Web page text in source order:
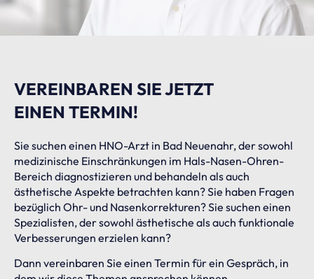
VEREINBAREN SIE JETZT
EINEN TERMIN!
Sie suchen einen HNO-Arzt in Bad Neuenahr, der sowohl
medizinische Einschränkungen im Hals-Nasen-Ohren-
Bereich diagnostizieren und behandeln als auch
ästhetische Aspekte betrachten kann? Sie haben Fragen
bezüglich Ohr- und Nasenkorrekturen? Sie suchen einen
Spezialisten, der sowohl ästhetische als auch funktionale
Verbesserungen erzielen kann?
Dann vereinbaren Sie einen Termin für ein Gespräch, in